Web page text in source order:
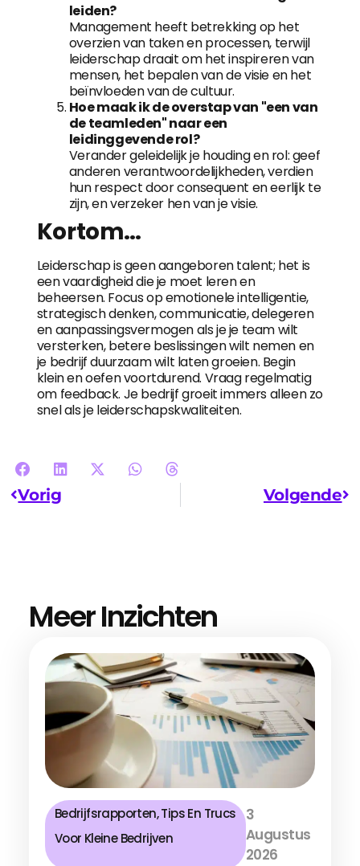
leiden?
Management heeft betrekking op het
overzien van taken en processen, terwijl
leiderschap draait om het inspireren van
mensen, het bepalen van de visie en het
beïnvloeden van de cultuur.
Hoe maak ik de overstap van "een van
de teamleden" naar een
leidinggevende rol?
Verander geleidelijk je houding en rol: geef
anderen verantwoordelijkheden, verdien
hun respect door consequent en eerlijk te
zijn, en verzeker hen van je visie.
Kortom…
Leiderschap is geen aangeboren talent; het is
een vaardigheid die je moet leren en
beheersen. Focus op emotionele intelligentie,
strategisch denken, communicatie, delegeren
en aanpassingsvermogen als je je team wilt
versterken, betere beslissingen wilt nemen en
je bedrijf duurzaam wilt laten groeien. Begin
klein en oefen voortdurend. Vraag regelmatig
om feedback. Je bedrijf groeit immers alleen zo
snel als je leiderschapskwaliteiten.
Vorig Volgende
Meer Inzichten
Bedrijfsrapporten,Tips En Trucs
Voor Kleine Bedrijven
3
Augustus
2026